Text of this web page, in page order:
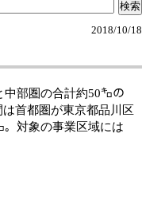
2018/10/18
部圏の合計約50㌔の
首都圏が東京都品川区
。対象の事業区域には